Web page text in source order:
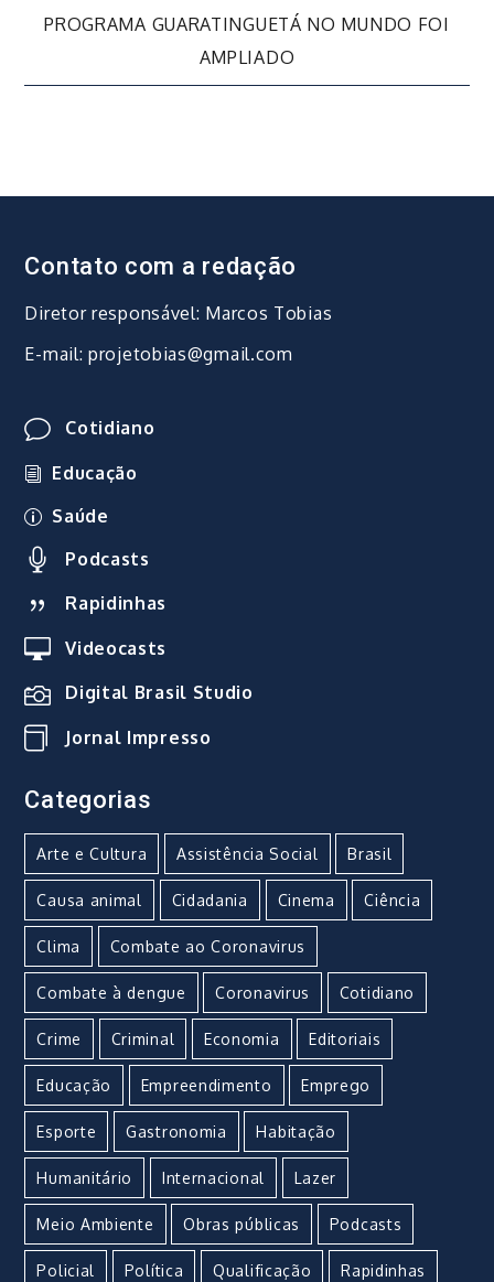
PROGRAMA GUARATINGUETÁ NO MUNDO FOI
AMPLIADO
Contato com a redação
Diretor responsável: Marcos Tobias
E-mail: projetobias@gmail.com
Cotidiano
Educação
Saúde
Podcasts
Rapidinhas
Videocasts
Digital Brasil Studio
Jornal Impresso
Categorias
Arte e Cultura Assistência Social Brasil
Causa animal Cidadania Cinema Ciência
Clima Combate ao Coronavirus
Combate à dengue Coronavirus Cotidiano
Crime Criminal Economia Editoriais
Educação Empreendimento Emprego
Esporte Gastronomia Habitação
Humanitário Internacional Lazer
Meio Ambiente Obras públicas Podcasts
Policial Política Qualificação Rapidinhas